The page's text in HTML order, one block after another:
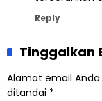
Reply
Tinggalkan
Alamat email Anda
ditandai *